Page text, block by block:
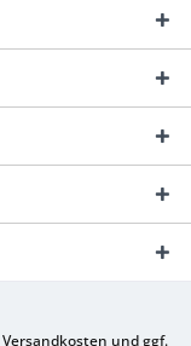
Versandkosten und ggf.